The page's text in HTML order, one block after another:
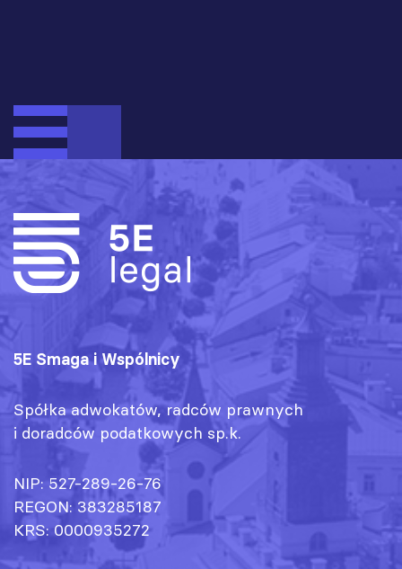
5E Smaga i Wspólnicy
Spółka adwokatów, radców prawnych
i doradców podatkowych sp.k.
NIP: 527-289-26-76
REGON: 383285187
KRS: 0000935272